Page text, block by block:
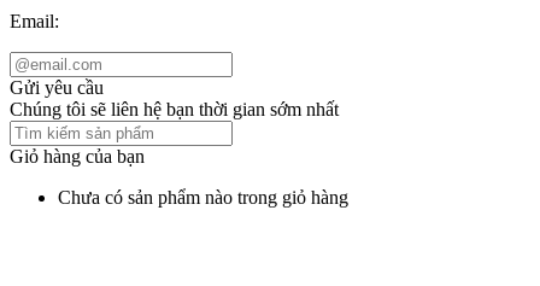
Email:
Gửi yêu cầu
Chúng tôi sẽ liên hệ bạn thời gian sớm nhất
Giỏ hàng của bạn
Chưa có sản phẩm nào trong giỏ hàng